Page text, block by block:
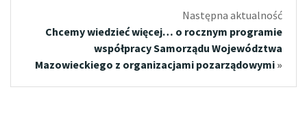
Następna aktualność
Chcemy wiedzieć więcej… o rocznym programie
współpracy Samorządu Województwa
Mazowieckiego z organizacjami pozarządowymi »